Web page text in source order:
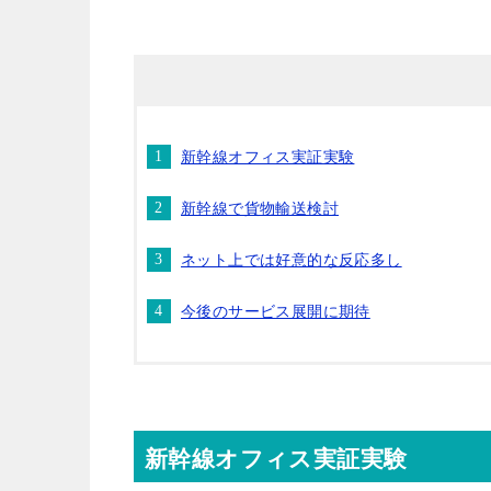
新幹線オフィス実証実験
新幹線で貨物輸送検討
ネット上では好意的な反応多し
今後のサービス展開に期待
新幹線オフィス実証実験